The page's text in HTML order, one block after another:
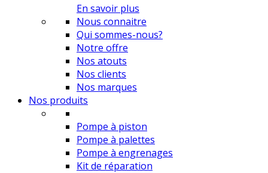
En savoir plus
Nous connaitre
Qui sommes-nous?
Notre offre
Nos atouts
Nos clients
Nos marques
Nos produits
Pompe à piston
Pompe à palettes
Pompe à engrenages
Kit de réparation